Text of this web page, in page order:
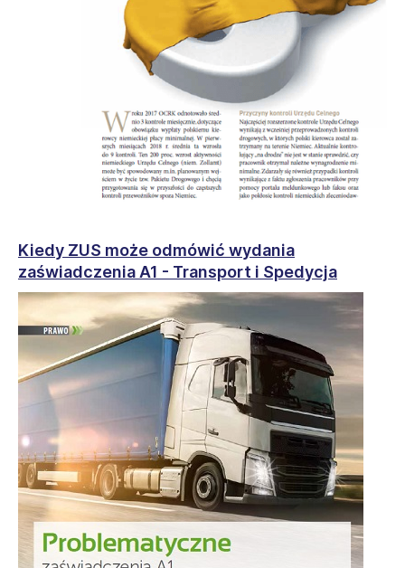
Kiedy ZUS może odmówić wydania
zaświadczenia A1 - Transport i Spedycja